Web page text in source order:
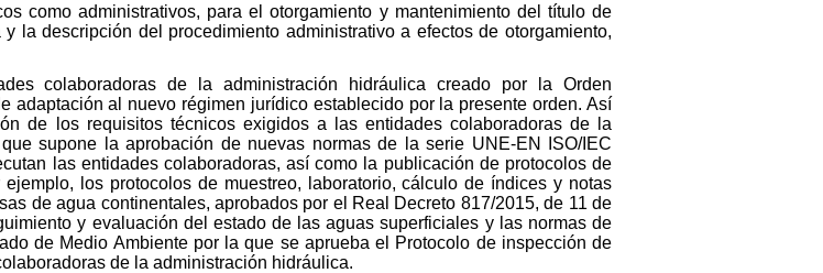
como administrativos, para el otorgamiento y mantenimiento del título de
la descripción del procedimiento administrativo a efectos de otorgamiento,
colaboradoras de la administración hidráulica creado por la Orden
adaptación al nuevo régimen jurídico establecido por la presente orden. Así
de los requisitos técnicos exigidos a las entidades colaboradoras de la
supone la aprobación de nuevas normas de la serie UNE-EN ISO/IEC
las entidades colaboradoras, así como la publicación de protocolos de
los protocolos de muestreo, laboratorio, cálculo de índices y notas
de agua continentales, aprobados por el Real Decreto 817/2015, de 11 de
y evaluación del estado de las aguas superficiales y las normas de
de Medio Ambiente por la que se aprueba el Protocolo de inspección de
de la administración hidráulica.